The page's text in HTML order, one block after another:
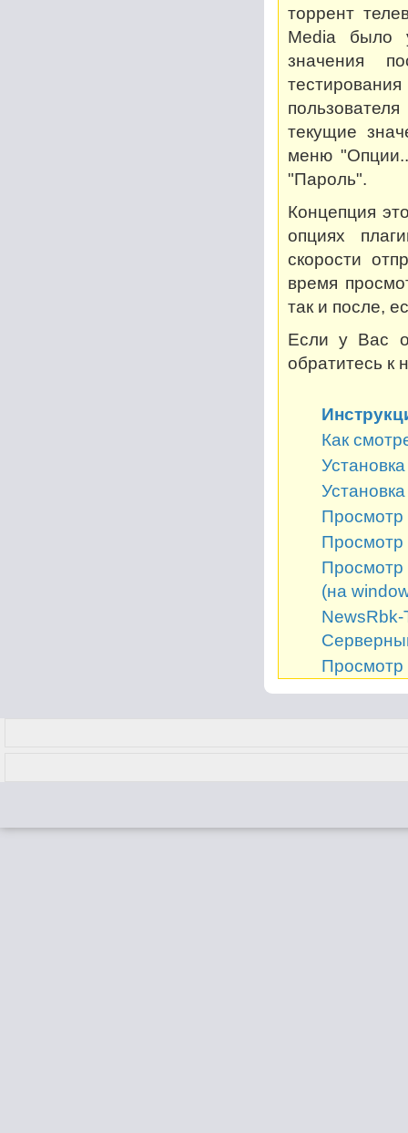
торрент
Media было
значения
текущие
меню
"Пароль".
Концепция
опциях
скорости
время
так и после,
Если у Вас
обратитесь к
Как
Просмотр
Просмотр
Просмотр
(на
Просмотр